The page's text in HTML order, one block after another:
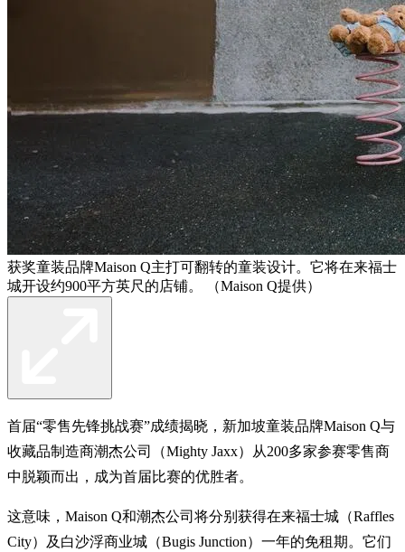
获奖童装品牌Maison Q主打可翻转的童装设计。它将在来福士
城开设约900平方英尺的店铺。 （Maison Q提供）
首届“零售先锋挑战赛”成绩揭晓，新加坡童装品牌Maison Q与
收藏品制造商潮杰公司（Mighty Jaxx）从200多家参赛零售商
中脱颖而出，成为首届比赛的优胜者。
这意味，Maison Q和潮杰公司将分别获得在来福士城（Raffles
City）及白沙浮商业城（Bugis Junction）一年的免租期。它们